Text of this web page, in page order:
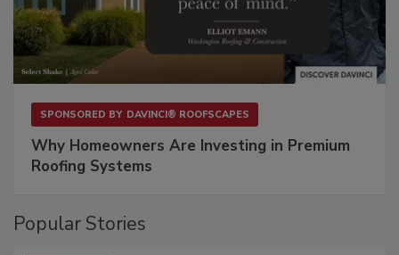
SPONSORED BY DAVINCI® ROOFSCAPES
Why Homeowners Are Investing in Premium
Roofing Systems
Popular Stories